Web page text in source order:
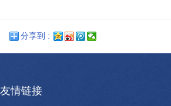
分享到 :
友情链接